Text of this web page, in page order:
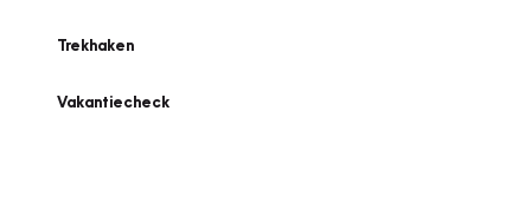
Trekhaken
Vakantiecheck